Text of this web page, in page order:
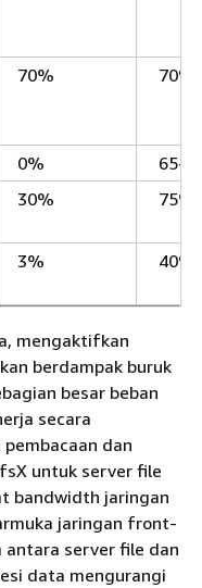
70% 70%
0%
65-
30% 75%
3% 40%
mengaktifkan
berdampak buruk
besar beban
secara
dan
untuk server file
bandwidth jaringan
jaringan front-
antara server file dan
data mengurangi